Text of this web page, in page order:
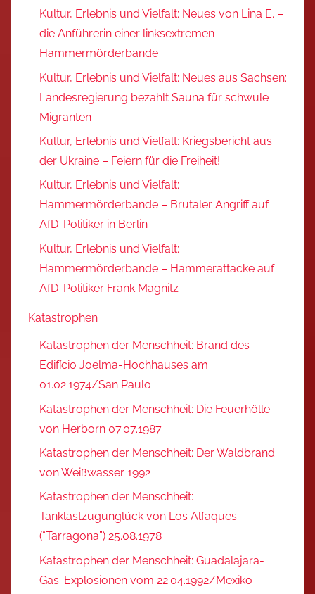
Kultur, Erlebnis und Vielfalt: Neues von Lina E. –
die Anführerin einer linksextremen
Hammermörderbande
Kultur, Erlebnis und Vielfalt: Neues aus Sachsen:
Landesregierung bezahlt Sauna für schwule
Migranten
Kultur, Erlebnis und Vielfalt: Kriegsbericht aus
der Ukraine – Feiern für die Freiheit!
Kultur, Erlebnis und Vielfalt:
Hammermörderbande – Brutaler Angriff auf
AfD-Politiker in Berlin
Kultur, Erlebnis und Vielfalt:
Hammermörderbande – Hammerattacke auf
AfD-Politiker Frank Magnitz
Katastrophen
Katastrophen der Menschheit: Brand des
Edifício Joelma-Hochhauses am
01.02.1974/San Paulo
Katastrophen der Menschheit: Die Feuerhölle
von Herborn 07.07.1987
Katastrophen der Menschheit: Der Waldbrand
von Weißwasser 1992
Katastrophen der Menschheit:
Tanklastzugunglück von Los Alfaques
(“Tarragona”) 25.08.1978
Katastrophen der Menschheit: Guadalajara-
Gas-Explosionen vom 22.04.1992/Mexiko